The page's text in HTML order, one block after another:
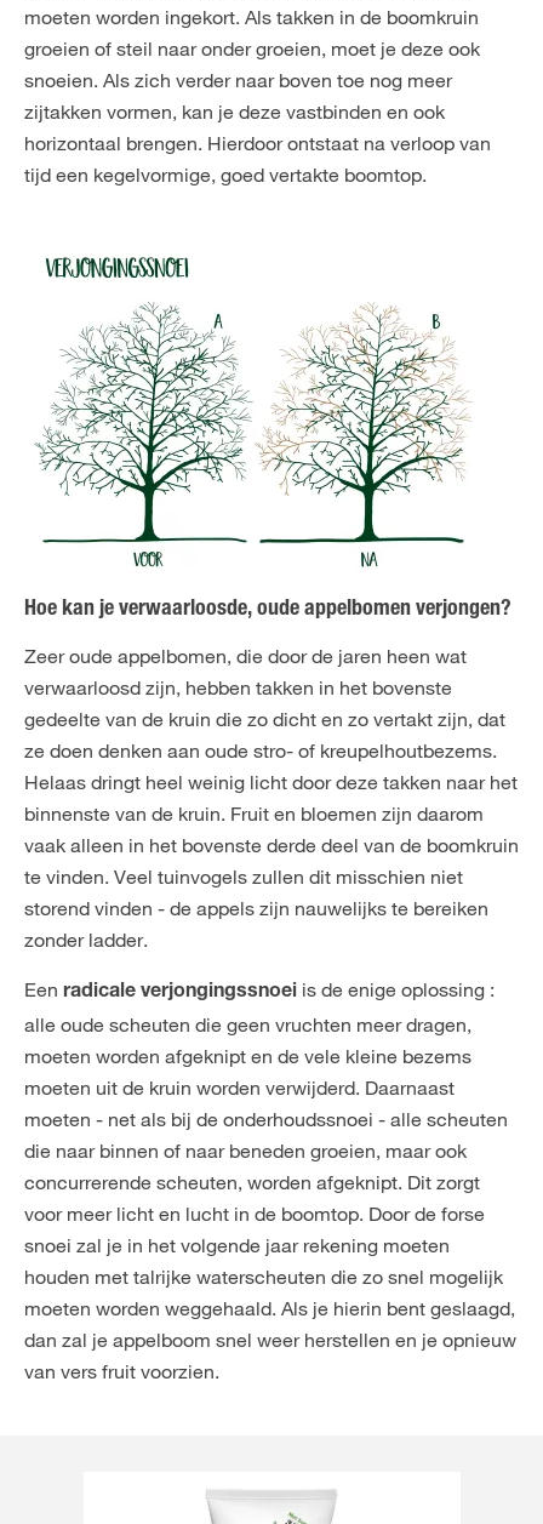
moeten worden ingekort. Als takken in de boomkruin
groeien of steil naar onder groeien, moet je deze ook
snoeien. Als zich verder naar boven toe nog meer
zijtakken vormen, kan je deze vastbinden en ook
horizontaal brengen. Hierdoor ontstaat na verloop van
tijd een kegelvormige, goed vertakte boomtop.
Hoe kan je verwaarloosde, oude appelbomen verjongen?
Zeer oude appelbomen, die door de jaren heen wat
verwaarloosd zijn, hebben takken in het bovenste
gedeelte van de kruin die zo dicht en zo vertakt zijn, dat
ze doen denken aan oude stro- of kreupelhoutbezems.
Helaas dringt heel weinig licht door deze takken naar het
binnenste van de kruin. Fruit en bloemen zijn daarom
vaak alleen in het bovenste derde deel van de boomkruin
te vinden. Veel tuinvogels zullen dit misschien niet
storend vinden - de appels zijn nauwelijks te bereiken
zonder ladder.
Een radicale verjongingssnoei is de enige oplossing :
alle oude scheuten die geen vruchten meer dragen,
moeten worden afgeknipt en de vele kleine bezems
moeten uit de kruin worden verwijderd. Daarnaast
moeten - net als bij de onderhoudssnoei - alle scheuten
die naar binnen of naar beneden groeien, maar ook
concurrerende scheuten, worden afgeknipt. Dit zorgt
voor meer licht en lucht in de boomtop. Door de forse
snoei zal je in het volgende jaar rekening moeten
houden met talrijke waterscheuten die zo snel mogelijk
moeten worden weggehaald. Als je hierin bent geslaagd,
dan zal je appelboom snel weer herstellen en je opnieuw
van vers fruit voorzien.